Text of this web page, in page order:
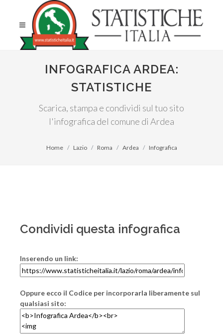
INFOGRAFICA ARDEA:
STATISTICHE
Scarica, stampa e condividi sul tuo sito
l'infografica del comune di Ardea
Home Lazio Roma Ardea Infografica
Condividi questa infografica
Inserendo un link:
Oppure ecco il Codice per incorporarla liberamente sul
qualsiasi sito: